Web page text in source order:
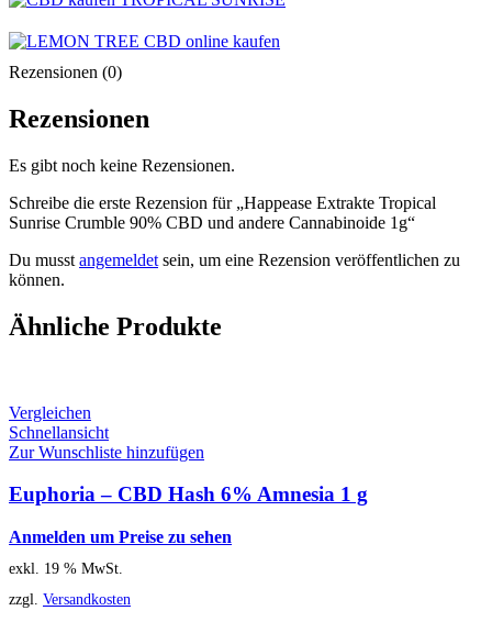
Rezensionen (0)
Rezensionen
Es gibt noch keine Rezensionen.
Schreibe die erste Rezension für „Happease Extrakte Tropical
Sunrise Crumble 90% CBD und andere Cannabinoide 1g“
Du musst angemeldet sein, um eine Rezension veröffentlichen zu
können.
Ähnliche Produkte
Vergleichen
Schnellansicht
Zur Wunschliste hinzufügen
Euphoria – CBD Hash 6% Amnesia 1 g
Anmelden um Preise zu sehen
exkl. 19 % MwSt.
zzgl. Versandkosten